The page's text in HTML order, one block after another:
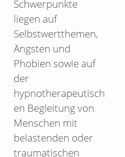
Schwerpunkte
liegen auf
Selbstwertthemen,
Ängsten und
Phobien sowie auf
der
hypnotherapeutisch
en Begleitung von
Menschen mit
belastenden oder
traumatischen